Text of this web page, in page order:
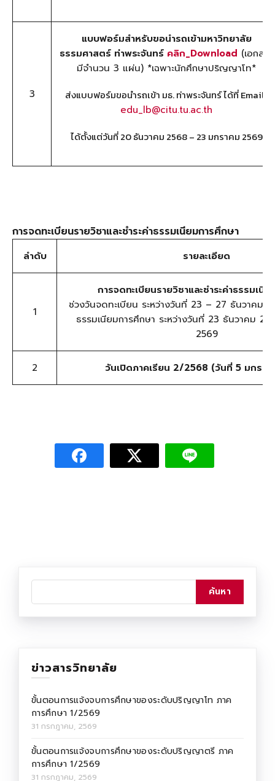
3
แบบฟอร์มสำหรับขอนำรถเข้ามหาวิทยาลัย
ธรรมศาสตร์ ท่าพระจันทร์ คลิก_Download (เอกสาร
มีจำนวน 3 แผ่น) *เฉพาะนักศึกษาปริญญาโท*
ส่งแบบฟอร์มขอนำรถเข้า มธ. ท่าพระจันทร์ ได้ที่ Email :
edu_lb@citu.tu.ac.th
ได้ตั้งแต่วันที่ 20 ธันวาคม 2568 – 23 มกราคม 2569
การจดทะเบียนรายวิชาและชำระค่าธรรมเนียมการศึกษา
ลำดับ รายละเอียด
1
การจดทะเบียนรายวิชาและชำระค่าธรรมเนี
ช่วงวันจดทะเบียน ระหว่างวันที่ 23 – 27 ธันวาคม
ธรรมเนียมการศึกษา ระหว่างวันที่ 23 ธันวาคม
2569
2 วันเปิดภาคเรียน 2/2568 (วันที่ 5 มกรา
ข่าวสารวิทยาลัย
ขั้นตอนการแจ้งจบการศึกษาของระดับปริญญาโท ภาค
การศึกษา 1/2569
31 กรกฎาคม, 2569
ขั้นตอนการแจ้งจบการศึกษาของระดับปริญญาตรี ภาค
การศึกษา 1/2569
31 กรกฎาคม, 2569